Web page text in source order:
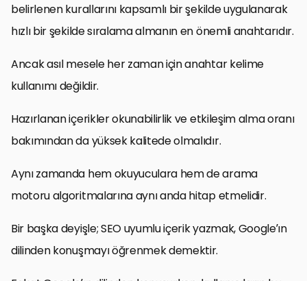
belirlenen kurallarını kapsamlı bir şekilde uygulanarak
hızlı bir şekilde sıralama almanın en önemli anahtarıdır.
Ancak asıl mesele her zaman için anahtar kelime
kullanımı değildir.
Hazırlanan içerikler okunabilirlik ve etkileşim alma oranı
bakımından da yüksek kalitede olmalıdır.
Aynı zamanda hem okuyuculara hem de arama
motoru algoritmalarına aynı anda hitap etmelidir.
Bir başka deyişle; SEO uyumlu içerik yazmak, Google’ın
dilinden konuşmayı öğrenmek demektir.